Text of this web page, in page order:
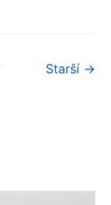
Starší →